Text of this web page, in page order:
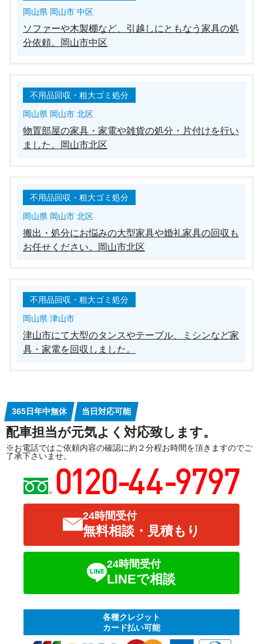
岡山県 岡山市 中区
ソファーや木製棚など、引越しにともなう家具の処
分依頼。岡山市中区
不用品回収・粗大ゴミ処分
岡山県 岡山市 北区
物置部屋の家具・家電や雑貨の処分・片付けを行い
ました。岡山市北区
不用品回収・粗大ゴミ処分
岡山県 岡山市 北区
搬出・処分にお悩みの大型家具や婚礼家具の回収も
お任せください。岡山市北区
不用品回収・粗大ゴミ処分
岡山県 津山市
津山市にて大型のタンスやテーブル、ミシンなど家
具・家電を回収しました。
365日年中無休 当日対応可能
配車担当が元気よく対応致します。
※お電話ではご依頼内容の確認に約２分程お時間を頂きますのでご
了承下さいませ。
24時間受付
無料相談・見積もり
24時間受付
LINEで相談
各種クレジット
カード払い可能